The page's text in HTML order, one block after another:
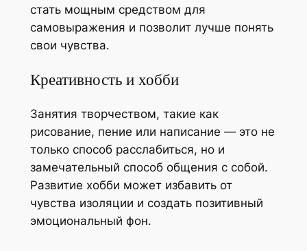
стать мощным средством для
самовыражения и позволит лучше понять
свои чувства.
Креативность и хобби
Занятия творчеством, такие как
рисование, пение или написание — это не
только способ расслабиться, но и
замечательный способ общения с собой.
Развитие хобби может избавить от
чувства изоляции и создать позитивный
эмоциональный фон.